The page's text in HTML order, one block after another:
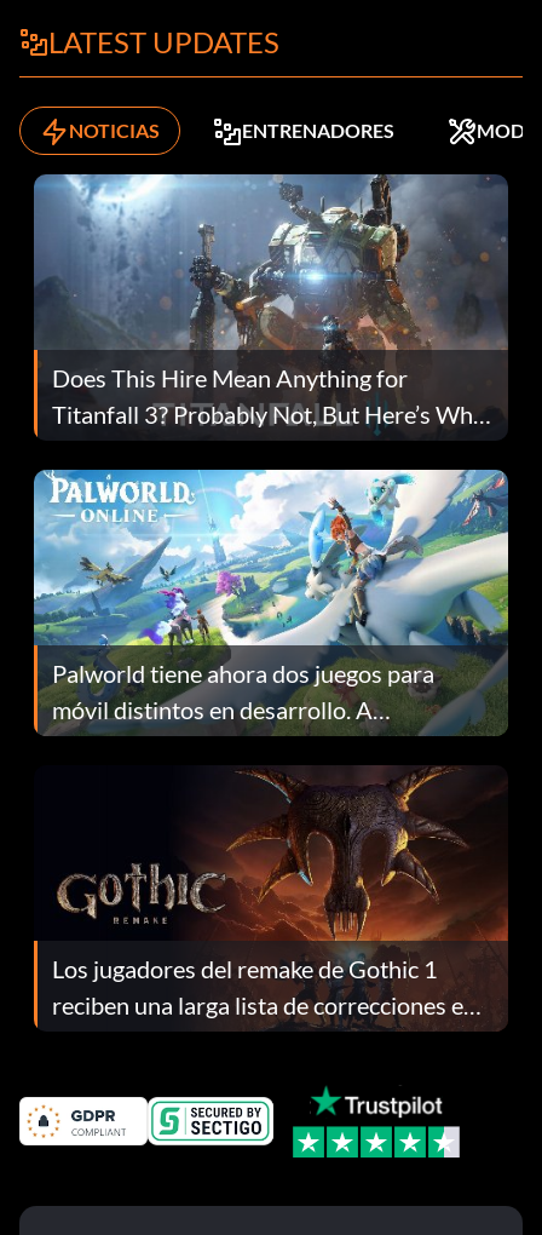
LATEST UPDATES
NOTICIAS ENTRENADORES MODS
Does This Hire Mean Anything for
Titanfall 3? Probably Not, But Here’s Why
Fans Are Hopeful
Palworld tiene ahora dos juegos para
móvil distintos en desarrollo. A
continuación te explicamos por qué.
Los jugadores del remake de Gothic 1
reciben una larga lista de correcciones en
el parche 1.0.4